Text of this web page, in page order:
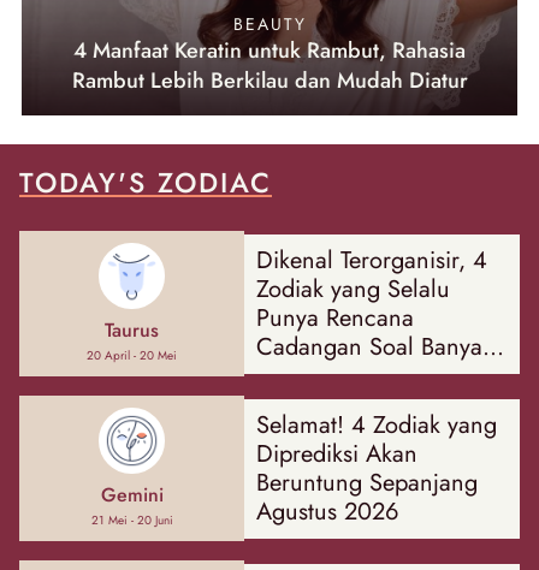
BEAUTY
4 Manfaat Keratin untuk Rambut, Rahasia
Rambut Lebih Berkilau dan Mudah Diatur
TODAY'S ZODIAC
Taurus
20 April - 20 Mei
Dikenal Terorganisir, 4
Zodiak yang Selalu
Punya Rencana
Cadangan Soal Banyak
Hal
Gemini
21 Mei - 20 Juni
Selamat! 4 Zodiak yang
Diprediksi Akan
Beruntung Sepanjang
Agustus 2026